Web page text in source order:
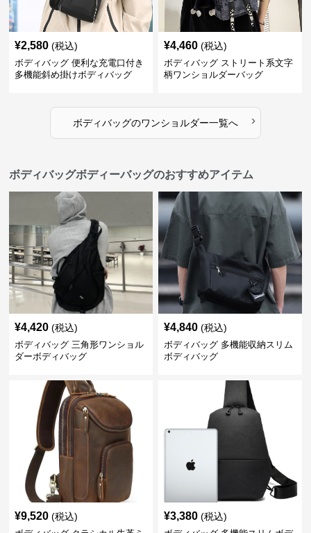
¥2,580 (税込)
ボディバッグ 便利な充電口付き
多機能斜め掛けボディバッグ
¥4,460 (税込)
ボディバッグ ストリート系文字
柄ワンショルダーバッグ
ボディバッグのワンショルダー一覧へ ›
ボディバッグボディーバッグのおすすめアイテム
¥4,420 (税込)
ボディバッグ 三角形ワンショル
ダーボディバッグ
¥4,840 (税込)
ボディバッグ 多機能収納スリム
ボディバッグ
¥9,520 (税込) ¥3,380 (税込)